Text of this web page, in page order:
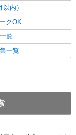
内）
クOK
覧
一覧